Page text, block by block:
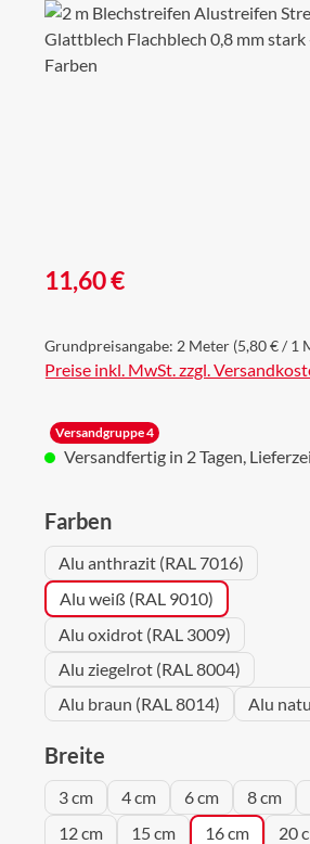
Bildergalerie überspringen
Regulärer Preis:
11,60 €
Grundpreisangabe: 2 Meter (5,80 € / 1
Preise inkl. MwSt. zzgl.
Versandgruppe 4
Versandfertig in 2 Tagen,
Farbenauswählen
Alu anthrazit (RAL 7016)
Alu weiß (RAL 9010)
Alu oxidrot (RAL 3009)
Alu ziegelrot (RAL 8004)
Alu braun (RAL 8014)
Alu
Breite
3 cm 4 cm 6 cm 8 cm
12 cm
15 cm 16 cm 20